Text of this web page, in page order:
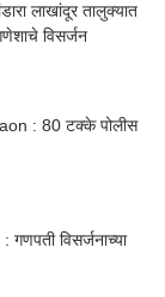
लाखांदूर तालुक्यात
विसर्जन
: 80 टक्के पोलीस
विसर्जनाच्या